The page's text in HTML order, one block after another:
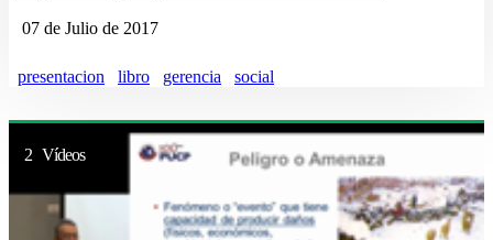
07 de Julio de 2017
presentacion libro gerencia social
2 Vídeos